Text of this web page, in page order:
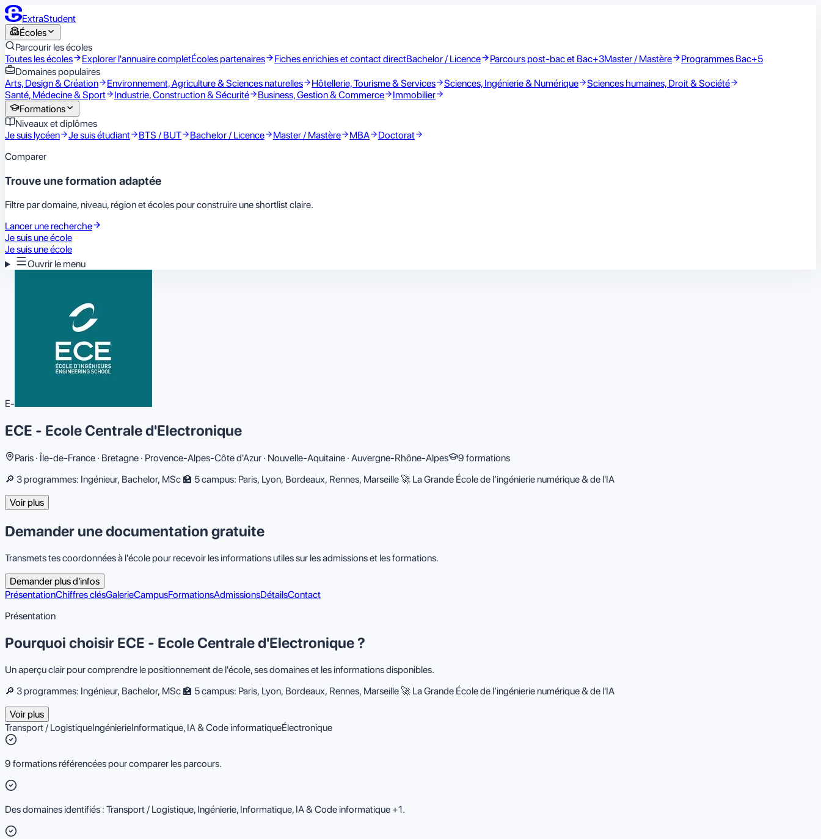
ExtraStudent
Écoles
Parcourir les écoles
Toutes les écoles
Explorer l'annuaire completÉcoles partenaires Fiches enrichies et contact directBachelor / Licence Parcours post-bac et Bac+3Master / Mastère
Programmes Bac+5
Domaines populaires
Arts, Design & Création
Environnement, Agriculture & Sciences naturelles Hôtellerie, Tourisme & Services Sciences, Ingénierie & Numérique
Sciences humaines, Droit & Société
Santé, Médecine & Sport
Industrie, Construction & Sécurité Business, Gestion & Commerce
Immobilier
Formations
Niveaux et diplômes
Je suis lycéen
Je suis étudiant BTS / BUT Bachelor / Licence Master / Mastère MBA
Doctorat
Comparer
Trouve une formation adaptée
Filtre par domaine, niveau, région et écoles pour construire une shortlist claire.
Lancer une recherche
Je suis une école
Je suis une école
Ouvrir le menu
E-
ECE - Ecole Centrale d'Electronique
Paris · Île-de-France · Bretagne · Provence-Alpes-Côte d'Azur · Nouvelle-Aquitaine · Auvergne-Rhône-Alpes
9 formations
🔎 3 programmes: Ingénieur, Bachelor, MSc 🏫 5 campus: Paris, Lyon, Bordeaux, Rennes, Marseille 🚀 La Grande École de l’ingénierie numérique & de l'IA
Voir plus
Demander une documentation gratuite
Transmets tes coordonnées à l'école pour recevoir les informations utiles sur les admissions et les formations.
Demander plus d'infos
PrésentationChiffres clésGalerieCampusFormationsAdmissionsDétailsContact
Présentation
Pourquoi choisir ECE - Ecole Centrale d'Electronique ?
Un aperçu clair pour comprendre le positionnement de l'école, ses domaines et les informations disponibles.
🔎 3 programmes: Ingénieur, Bachelor, MSc 🏫 5 campus: Paris, Lyon, Bordeaux, Rennes, Marseille 🚀 La Grande École de l’ingénierie numérique & de l'IA
Voir plus
Transport / LogistiqueIngénierieInformatique, IA & Code informatiqueÉlectronique
9 formations référencées pour comparer les parcours.
Des domaines identifiés : Transport / Logistique, Ingénierie, Informatique, IA & Code informatique +1.